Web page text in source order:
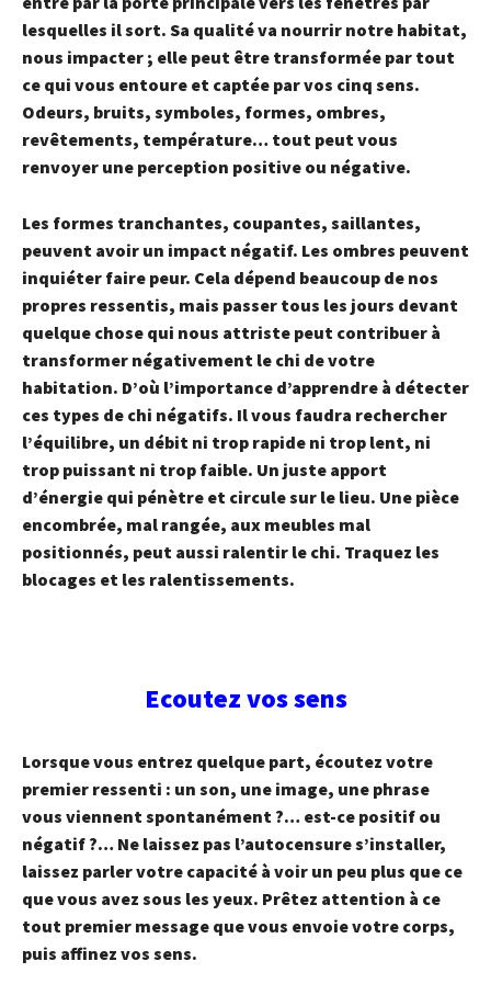
lesquelles il sort. Sa qualité va nourrir notre habitat,
nous impacter ; elle peut être transformée par tout
ce qui vous entoure et captée par vos cinq sens.
Odeurs, bruits, symboles, formes, ombres,
revêtements, température… tout peut vous
renvoyer une perception positive ou négative.
Les formes tranchantes, coupantes, saillantes,
peuvent avoir un impact négatif. Les ombres peuvent
inquiéter faire peur. Cela dépend beaucoup de nos
propres ressentis, mais passer tous les jours devant
quelque chose qui nous attriste peut contribuer à
transformer négativement le chi de votre
habitation. D’où l’importance d’apprendre à détecter
ces types de chi négatifs. Il vous faudra rechercher
l’équilibre, un débit ni trop rapide ni trop lent, ni
trop puissant ni trop faible. Un juste apport
d’énergie qui pénètre et circule sur le lieu. Une pièce
encombrée, mal rangée, aux meubles mal
positionnés, peut aussi ralentir le chi. Traquez les
blocages et les ralentissements.
Ecoutez vos sens
Lorsque vous entrez quelque part, écoutez votre
premier ressenti : un son, une image, une phrase
vous viennent spontanément ?… est-ce positif ou
négatif ?… Ne laissez pas l’autocensure s’installer,
laissez parler votre capacité à voir un peu plus que ce
que vous avez sous les yeux. Prêtez attention à ce
tout premier message que vous envoie votre corps,
puis affinez vos sens.